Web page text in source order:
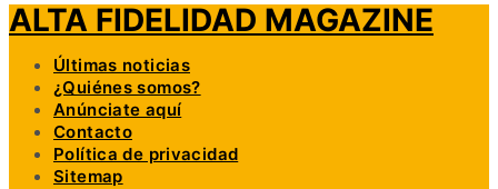
ALTA FIDELIDAD MAGAZINE
Últimas noticias
¿Quiénes somos?
Anúnciate aquí
Contacto
Política de privacidad
Sitemap